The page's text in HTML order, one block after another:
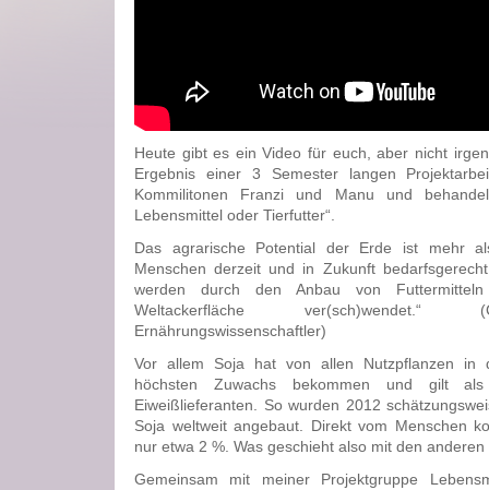
Heute gibt es ein Video für euch, aber nicht
Ergebnis einer 3 Semester langen
Kommilitonen Franzi und Manu und
Lebensmittel oder Tierfutter“.
Das agrarische Potential der Erde ist mehr
Menschen derzeit und in Zukunft
werden durch den Anbau von
Weltackerfläche ver(sch)wendet.“
Ernährungswissenschaftler)
Vor allem Soja hat von allen Nutzpflanzen in
höchsten Zuwachs bekommen und gilt
Eiweißlieferanten. So wurden 2012
Soja weltweit angebaut. Direkt vom Menschen
nur etwa 2 %. Was geschieht also mit den anderen
Gemeinsam mit meiner Projektgruppe